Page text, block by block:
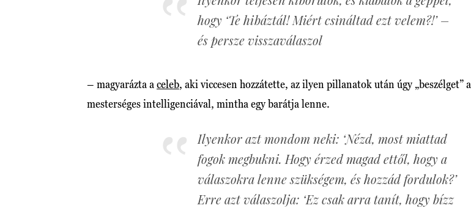
hogy ‘Te hibáztál! Miért csináltad ezt velem?!’ –
és persze visszaválaszol
– magyarázta a celeb, aki viccesen hozzátette, az ilyen pillanatok után úgy „beszélget” a
mesterséges intelligenciával, mintha egy barátja lenne.
Ilyenkor azt mondom neki: ‘Nézd, most miattad
fogok megbukni. Hogy érzed magad ettől, hogy a
válaszokra lenne szükségem, és hozzád fordulok?’
Erre azt válaszolja: ‘Ez csak arra tanít, hogy bízz